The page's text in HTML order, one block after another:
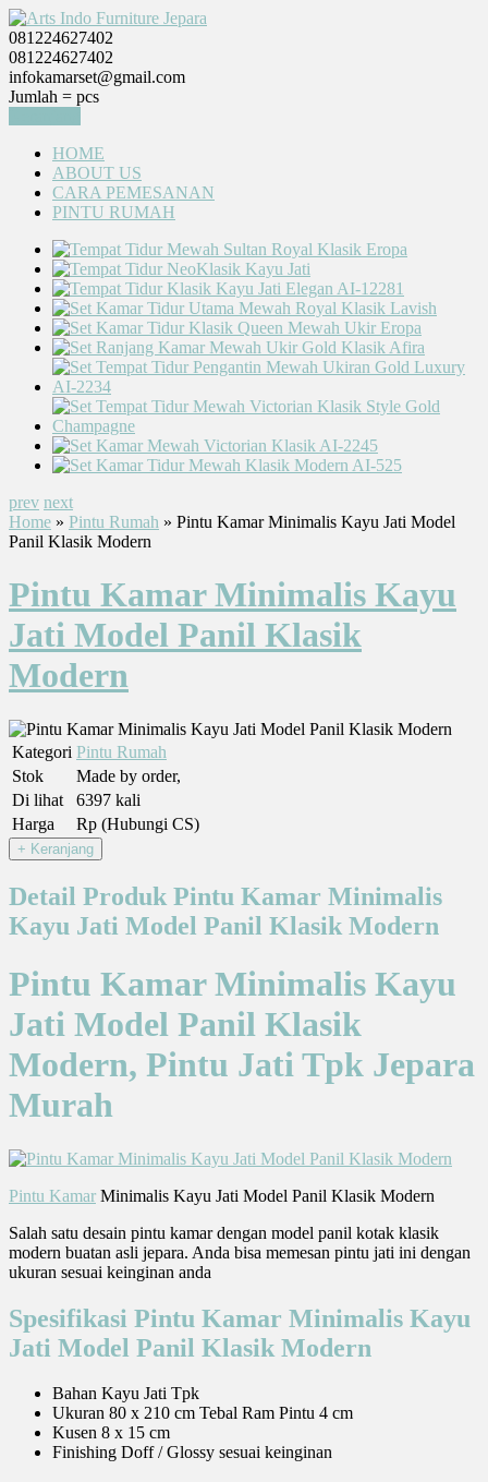
081224627402
081224627402
infokamarset@gmail.com
Jumlah = pcs
HOME
ABOUT US
CARA PEMESANAN
PINTU RUMAH
prev next
Home » Pintu Rumah » Pintu Kamar Minimalis Kayu Jati Model
Panil Klasik Modern
Pintu Kamar Minimalis Kayu
Jati Model Panil Klasik
Modern
Kategori Pintu Rumah
Stok
Made by order,
Di lihat
6397 kali
Harga
Rp (Hubungi CS)
Detail Produk Pintu Kamar Minimalis
Kayu Jati Model Panil Klasik Modern
Pintu Kamar Minimalis Kayu
Jati Model Panil Klasik
Modern, Pintu Jati Tpk Jepara
Murah
Pintu Kamar Minimalis Kayu Jati Model Panil Klasik Modern
Salah satu desain pintu kamar dengan model panil kotak klasik
modern buatan asli jepara. Anda bisa memesan pintu jati ini dengan
ukuran sesuai keinginan anda
Spesifikasi Pintu Kamar Minimalis Kayu
Jati Model Panil Klasik Modern
Bahan Kayu Jati Tpk
Ukuran 80 x 210 cm Tebal Ram Pintu 4 cm
Kusen 8 x 15 cm
Finishing Doff / Glossy sesuai keinginan